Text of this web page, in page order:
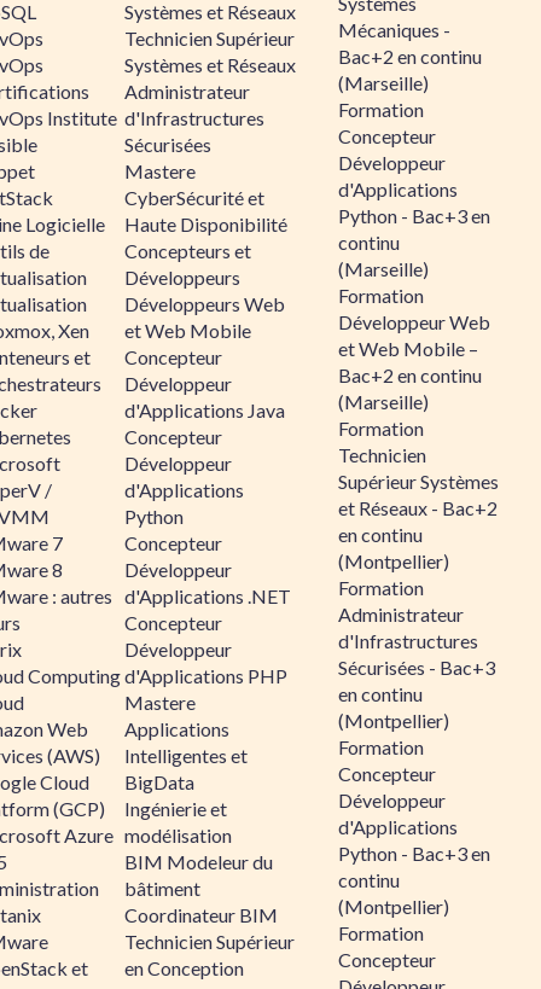
Institute
Logicielle
de
Xen
et
/
7
8
: autres
Computing
Web
(AWS)
Cloud
(GCP)
Azure
et
Systèmes et Réseaux
Technicien Supérieur
Systèmes et Réseaux
Administrateur
d'Infrastructures
Sécurisées
Mastere
CyberSécurité et
Haute Disponibilité
Concepteurs et
Développeurs
Développeurs Web
et Web Mobile
Concepteur
Développeur
d'Applications Java
Concepteur
Développeur
d'Applications
Python
Concepteur
Développeur
d'Applications .NET
Concepteur
Développeur
d'Applications PHP
Mastere
Applications
Intelligentes et
BigData
Ingénierie et
modélisation
BIM Modeleur du
bâtiment
Coordinateur BIM
Technicien Supérieur
en Conception
Mécaniques -
Bac+2 en continu
(Marseille)
Formation
Concepteur
Développeur
d'Applications
Python - Bac+3 en
continu
(Marseille)
Formation
Développeur Web
et Web Mobile –
Bac+2 en continu
(Marseille)
Formation
Technicien
Supérieur Systèmes
et Réseaux - Bac+2
en continu
(Montpellier)
Formation
Administrateur
d'Infrastructures
Sécurisées - Bac+3
en continu
(Montpellier)
Formation
Concepteur
Développeur
d'Applications
Python - Bac+3 en
continu
(Montpellier)
Formation
Concepteur